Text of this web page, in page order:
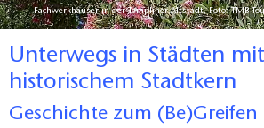
Fachwerkhäuser in der Templiner Altstadt, Foto: TMB
Unterwegs in Städten mit
historischem Stadtkern
Geschichte zum